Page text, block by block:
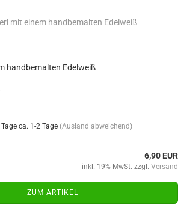
handbemalten Edelweiß
ca. 1-2 Tage (Ausland abweichend)
6,90 EUR
inkl. 19% MwSt. zzgl. Versand
ZUM ARTIKEL